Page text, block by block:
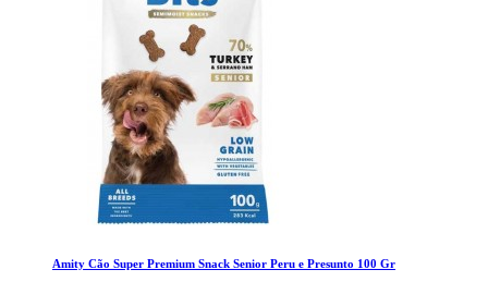
Amity Cão Super Premium Snack Senior Peru e Presunto 100 Gr